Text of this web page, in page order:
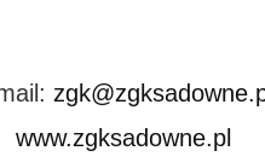
www.zgksadowne.pl